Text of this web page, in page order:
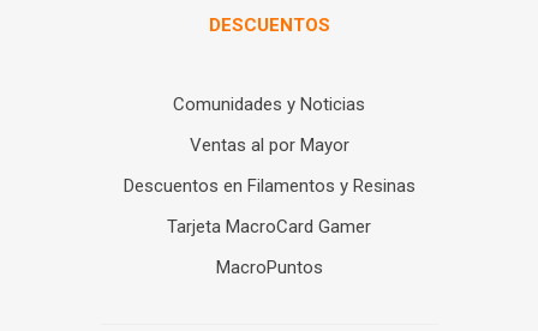
DESCUENTOS
Comunidades y Noticias
Ventas al por Mayor
Descuentos en Filamentos y Resinas
Tarjeta MacroCard Gamer
MacroPuntos